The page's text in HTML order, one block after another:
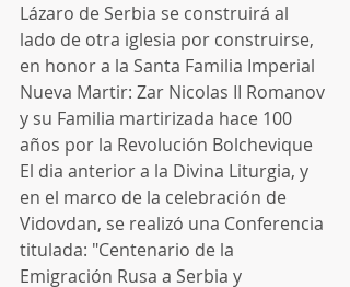
Lázaro de Serbia se construirá al
lado de otra iglesia por construirse,
en honor a la Santa Familia Imperial
Nueva Martir: Zar Nicolas II Romanov
y su Familia martirizada hace 100
años por la Revolución Bolchevique
El dia anterior a la Divina Liturgia, y
en el marco de la celebración de
Vidovdan, se realizó una Conferencia
titulada: "Centenario de la
Emigración Rusa a Serbia y